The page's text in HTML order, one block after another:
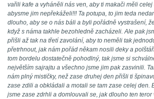
vařili kafe a vyháněli nás ven, aby ti makači měli
abysme jim nepřekáželi!!! Ta potupa, to jim teda
dlouho, aby se o nás báli a byli pořádně vystrašení,
když s náma takhle bezohledně zacházeli. Ale pak
přišli až tak na třetí zavolání, aby to neměli tak
přetrhnout, jak nám pořád někam nosili deky a
tom bordelu dostatečně pohodlný, tak jsme si
největším sajrajtu a všechno jsme jim pak zasvinili.
nám plný mističky, než zase druhej den přišli ti
zase zdili a obkládali a motali se tam zase celej den.
jsme zase zdrhli a domlouvali se, jak dlouho ten